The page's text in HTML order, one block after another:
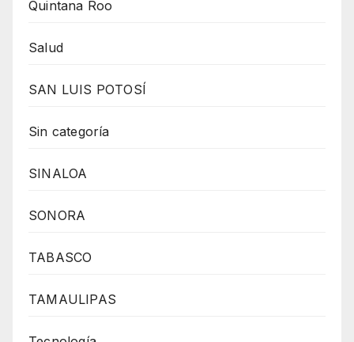
Quintana Roo
Salud
SAN LUIS POTOSÍ
Sin categoría
SINALOA
SONORA
TABASCO
TAMAULIPAS